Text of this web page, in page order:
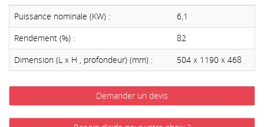
Puissance nominale (KW) :
6,1
Rendement (%) :
82
Dimension (L x H , profondeur) (mm) :
504 x 1190 x 468
Demander un devis